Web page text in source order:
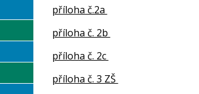
příloha č.2a
příloha č. 2b
příloha č. 2c
příloha č. 3 ZŠ